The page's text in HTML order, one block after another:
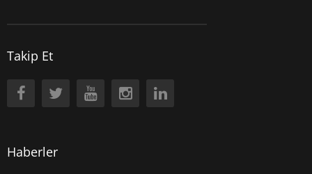
Takip Et
Haberler